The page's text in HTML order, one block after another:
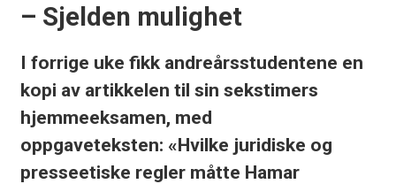
– Sjelden mulighet
I forrige uke fikk andreårsstudentene en
kopi av artikkelen til sin sekstimers
hjemmeeksamen, med
oppgaveteksten: «Hvilke juridiske og
presseetiske regler måtte Hamar